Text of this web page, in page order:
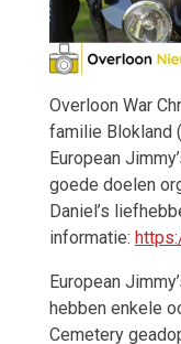
Overloon War
familie Blokland
European
goede doelen
Daniel’s
informatie:
European
hebben enkele
Cemetery